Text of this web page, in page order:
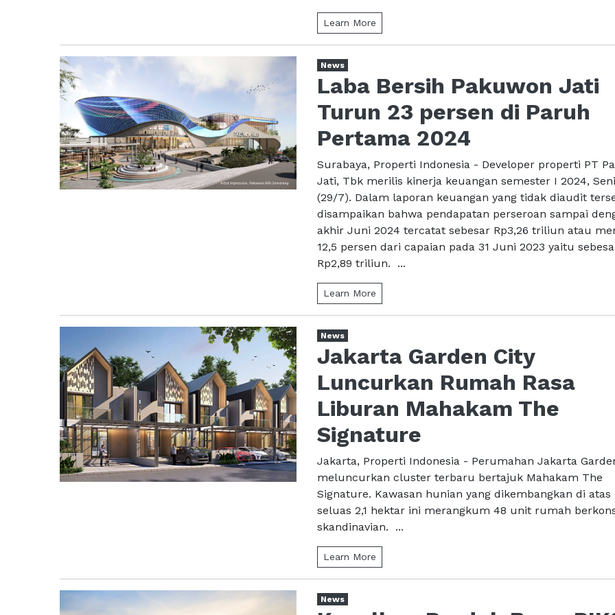
Learn More
News
Laba Bersih Pakuwon Jati
Turun 23 persen di Paruh
Pertama 2024
Surabaya, Properti Indonesia - Developer properti PT
Jati, Tbk merilis kinerja keuangan semester I 2024,
(29/7). Dalam laporan keuangan yang tidak diaudit
disampaikan bahwa pendapatan perseroan sampai
akhir Juni 2024 tercatat sebesar Rp3,26 triliun atau
12,5 persen dari capaian pada 31 Juni 2023 yaitu
Rp2,89 triliun. ...
Learn More
News
Jakarta Garden City
Luncurkan Rumah Rasa
Liburan Mahakam The
Signature
Jakarta, Properti Indonesia - Perumahan Jakarta
meluncurkan cluster terbaru bertajuk Mahakam The
Signature. Kawasan hunian yang dikembangkan di atas
seluas 2,1 hektar ini merangkum 48 unit rumah
skandinavian. ...
Learn More
News